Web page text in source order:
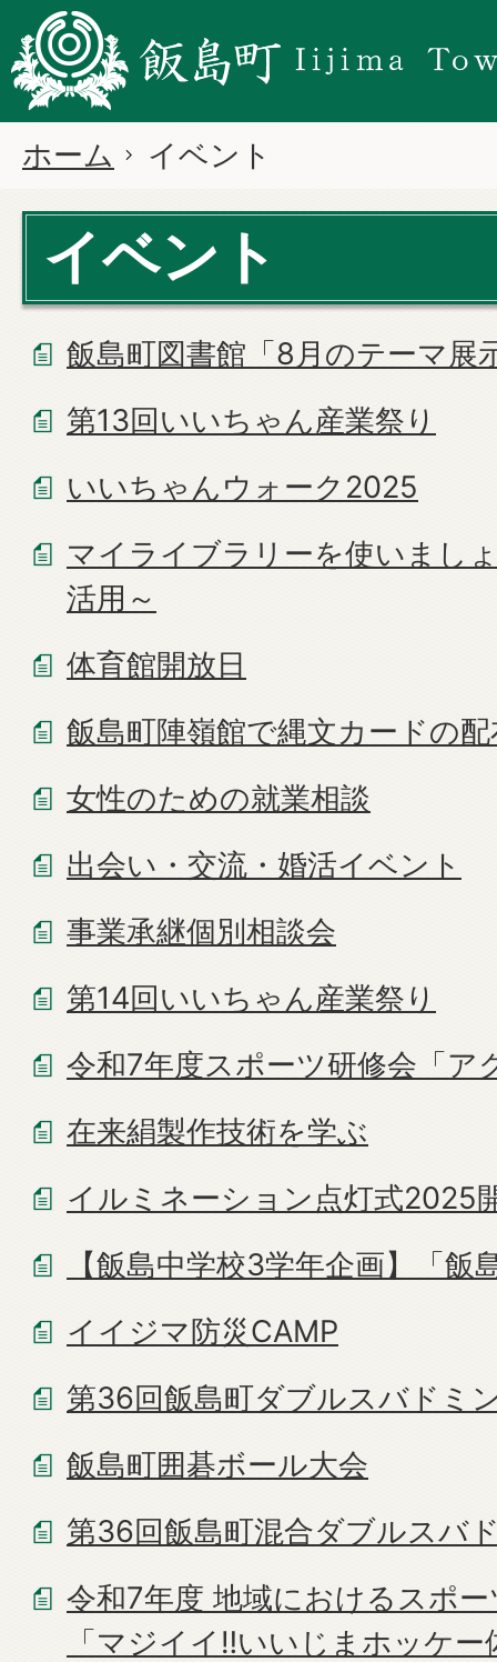
ホーム イベント
イベント
飯島町図書館「8月のテーマ展
第13回いいちゃん産業祭り
いいちゃんウォーク2025
マイライブラリーを使いまし
活用～
体育館開放日
飯島町陣嶺館で縄文カードの
女性のための就業相談
出会い・交流・婚活イベント
事業承継個別相談会
第14回いいちゃん産業祭り
令和7年度スポーツ研修会「ア
在来絹製作技術を学ぶ
イルミネーション点灯式2025
【飯島中学校3学年企画】「飯
イイジマ防災CAMP
第36回飯島町ダブルスバドミ
飯島町囲碁ボール大会
第36回飯島町混合ダブルスバ
令和7年度 地域におけるスポ
「マジイイ‼いいじまホッケー